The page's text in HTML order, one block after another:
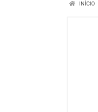
INÍCIO